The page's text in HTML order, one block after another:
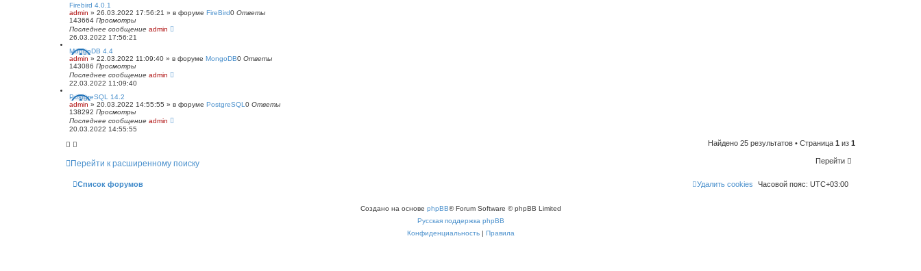
Firebird 4.0.1
admin » 26.03.2022 17:56:21 » в форуме FireBird0 Ответы
143664 Просмотры
Последнее сообщение admin
26.03.2022 17:56:21
MongoDB 4.4
admin » 22.03.2022 11:09:40 » в форуме MongoDB0 Ответы
143086 Просмотры
Последнее сообщение admin
22.03.2022 11:09:40
PostgreSQL 14.2
admin » 20.03.2022 14:55:55 » в форуме PostgreSQL 0 Ответы
138292 Просмотры
Последнее сообщение admin
20.03.2022 14:55:55
Найдено 25 результатов • Страница 1 из 1
Перейти к расширенному поиску Перейти
Список форумов Часовой пояс: UTC+03:00
Удалить cookies
Создано на основе phpBB® Forum Software © phpBB Limited
Русская поддержка phpBB
Конфиденциальность | Правила